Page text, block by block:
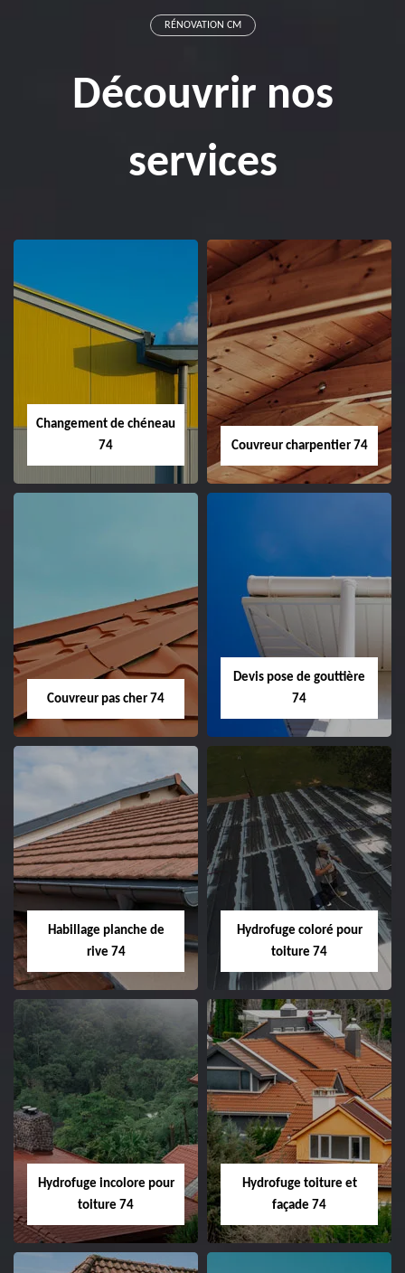
RÉNOVATION CM
Découvrir nos
services
Changement de chéneau
74
Couvreur charpentier 74
Couvreur pas cher 74
Devis pose de gouttière
74
Habillage planche de
rive 74
Hydrofuge coloré pour
toiture 74
Hydrofuge incolore pour
toiture 74
Hydrofuge toiture et
façade 74